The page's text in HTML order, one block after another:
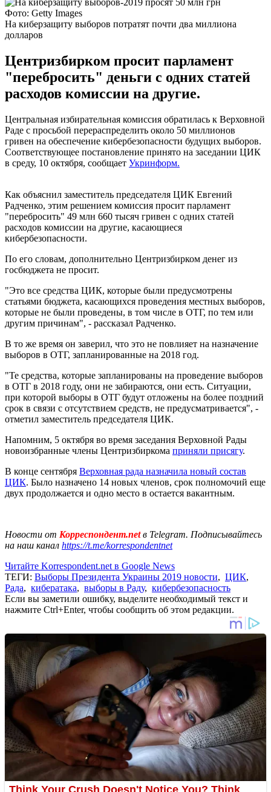
Фото: Getty Images
На киберзащиту выборов потратят почти два миллиона
долларов
Центризбирком просит парламент
"перебросить" деньги с одних статей
расходов комиссии на другие.
Центральная избирательная комиссия обратилась к Верховной
Раде с просьбой перераспределить около 50 миллионов
гривен на обеспечение кибербезопасности будущих выборов.
Соответствующее постановление принято на заседании ЦИК
в среду, 10 октября, сообщает Укринформ.
Как объяснил заместитель председателя ЦИК Евгений
Радченко, этим решением комиссия просит парламент
"перебросить" 49 млн 660 тысяч гривен с одних статей
расходов комиссии на другие, касающиеся
кибербезопасности.
По его словам, дополнительно Центризбирком денег из
госбюджета не просит.
"Это все средства ЦИК, которые были предусмотрены
статьями бюджета, касающихся проведения местных выборов,
которые не были проведены, в том числе в ОТГ, по тем или
другим причинам", - рассказал Радченко.
В то же время он заверил, что это не повлияет на назначение
выборов в ОТГ, запланированные на 2018 год.
"Те средства, которые запланированы на проведение выборов
в ОТГ в 2018 году, они не забираются, они есть. Ситуации,
при которой выборы в ОТГ будут отложены на более поздний
срок в связи с отсутствием средств, не предусматривается", -
отметил заместитель председателя ЦИК.
Напомним, 5 октября во время заседания Верховной Рады
новоизбранные члены Центризбиркома приняли присягу.
В конце сентября Верховная рада назначила новый состав
ЦИК. Было назначено 14 новых членов, срок полномочий еще
двух продолжается и одно место в остается вакантным.
Новости от Корреспондент.netв Telegram. Подписывайтесь
на наш канал https://t.me/korrespondentnet
Читайте Korrespondent.net в Google News
ТЕГИ: Выборы Президента Украины 2019 новости, ЦИК,
Рада, кибератака, выборы в Раду, кибербезопасность
Если вы заметили ошибку, выделите необходимый текст и
нажмите Ctrl+Enter, чтобы сообщить об этом редакции.